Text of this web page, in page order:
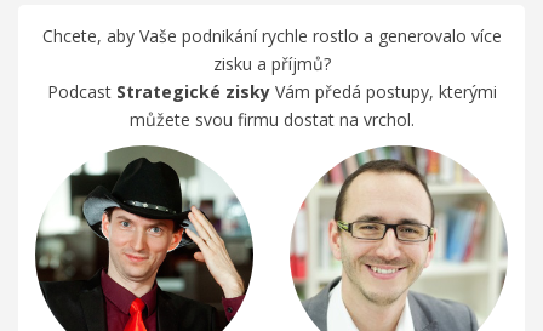
Chcete, aby Vaše podnikání rychle rostlo a generovalo více
zisku a příjmů?
Podcast Strategické ziskyVám předá postupy, kterými
můžete svou firmu dostat na vrchol.